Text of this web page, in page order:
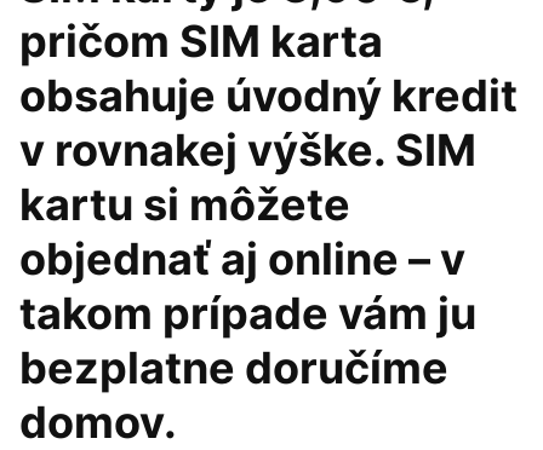
pričom SIM karta
obsahuje úvodný kredit
v rovnakej výške. SIM
kartu si môžete
objednať aj online – v
takom prípade vám ju
bezplatne doručíme
domov.